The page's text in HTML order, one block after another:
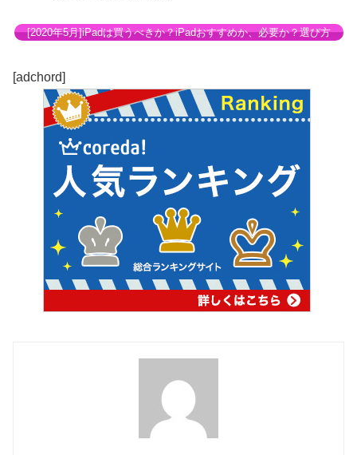
[2020年5月]iPadは買うべきか？iPadおすすめか、必要か？選び方
[adchord]